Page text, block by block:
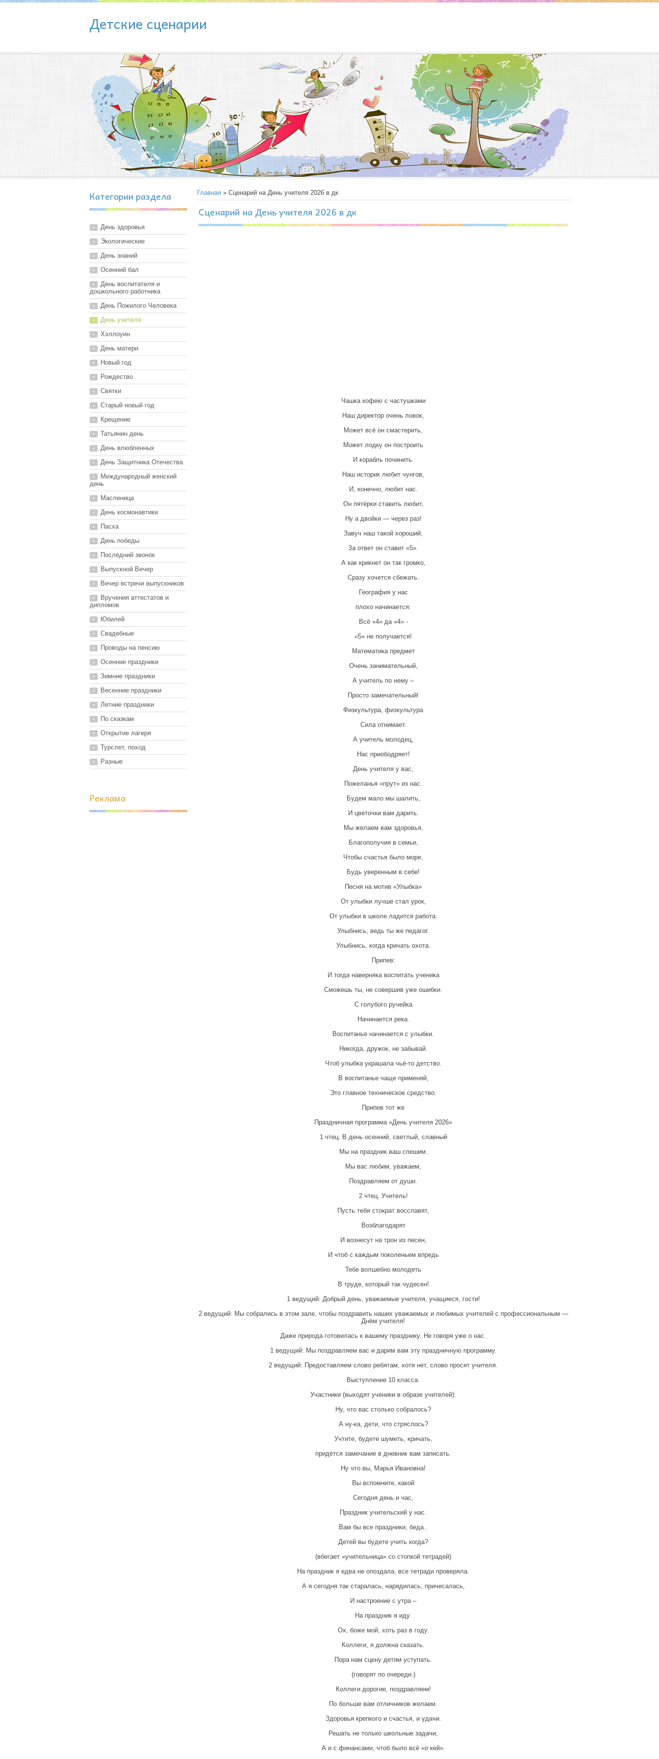
Детские сценарии
Категории раздела
День здоровья
Экологические
День знаний
Осенний бал
День воспитателя и
дошкольного работника
День Пожилого Человека
День учителя
Хэллоуин
День матери
Новый год
Рождество
Святки
Старый новый год
Крещение
Татьянин день
День влюбленных
День Защитника Отечества
Международный женский
день
Масленица
День космонавтики
Пасха
День победы
Последний звонок
Выпускной Вечер
Вечер встречи выпускников
Вручения аттестатов и
дипломов
Юбилей
Свадебные
Проводы на пенсию
Осенние праздники
Зимние праздники
Весенние праздники
Летние праздники
По сказкам
Открытие лагеря
Турслет, поход
Разные
Реклама
Главная » Сценарий на День учителя 2026 в дк
Сценарий на День учителя 2026 в дк
Чашка кофею с частушками
Наш директор очень ловок,
Может всё он смастерить,
Может лодку он построить
И корабль починить.
Наш историк любит чунгов,
И, конечно, любит нас.
Он пятёрки ставить любит,
Ну а двойки — через раз!
Завуч наш такой хороший,
За ответ он ставит «5».
А как крикнет он так громко,
Сразу хочется сбежать.
География у нас
плохо начинается:
Всё «4» да «4» -
«5» не получается!
Математика предмет
Очень занимательный,
А учитель по нему –
Просто замечательный!
Физкультура, физкультура
Сила отнимает.
А учитель молодец,
Нас приободряет!
День учителя у вас,
Пожеланья «прут» из нас.
Будем мало мы шалить,
И цветочки вам дарить.
Мы желаем вам здоровья,
Благополучия в семье,
Чтобы счастья было море,
Будь уверенным в себе!
Песня на мотив «Улыбка»
От улыбки лучше стал урок,
От улыбки в школе ладится работа.
Улыбнись, ведь ты же педагог.
Улыбнись, когда кричать охота.
Припев:
И тогда наверняка воспитать ученика
Сможешь ты, не совершив уже ошибки.
С голубого ручейка
Начинается река.
Воспитанье начинается с улыбки.
Никогда, дружок, не забывай.
Чтоб улыбка украшала чьё-то детство.
В воспитанье чаще применяй,
Это главное техническое средство.
Припев тот же
Праздничная программа «День учителя 2026»
1 чтец. В день осенний, светлый, славный
Мы на праздник ваш спешим.
Мы вас любим, уважаем,
Поздравляем от души.
2 чтец. Учитель!
Пусть тебя стократ восславят,
Возблагодарят
И вознесут на трон из песен,
И чтоб с каждым поколеньем впредь
Тебе волшебно молодеть
В труде, который так чудесен!
1 ведущий: Добрый день, уважаемые учителя, учащиеся, гости!
2 ведущий: Мы собрались в этом зале, чтобы поздравить наших уважаемых и любимых учителей с профессиональным —
Днём учителя!
Даже природа готовилась к вашему празднику. Не говоря уже о нас.
1 ведущий: Мы поздравляем вас и дарим вам эту праздничную программу.
2 ведущий: Предоставляем слово ребятам, хотя нет, слово просят учителя.
Выступление 10 класса.
Участники (выходят ученики в образе учителей):
Ну, что вас столько собралось?
А ну-ка, дети, что стряслось?
Учтите, будете шуметь, кричать,
придётся замечание в дневник вам записать.
Ну что вы, Марья Ивановна!
Вы вспомните, какой
Сегодня день и час,
Праздник учительский у нас.
Вам бы все праздники, беда..
Детей вы будете учить когда?
(вбегает «учительница» со стопкой тетрадей)
На праздник я едва не опоздала, все тетради проверяла.
А я сегодня так старалась, нарядилась, причесалась,
И настроение с утра –
На праздник я иду.
Ох, боже мой, хоть раз в году.
Коллеги, я должна сказать.
Пора нам сцену детям уступать.
(говорят по очереди.)
Коллеги дорогие, поздравляем!
По больше вам отличников желаем.
Здоровья крепкого и счастья, и удачи.
Решать не только школьные задачи,
А и с финансами, чтоб было всё «о кей».